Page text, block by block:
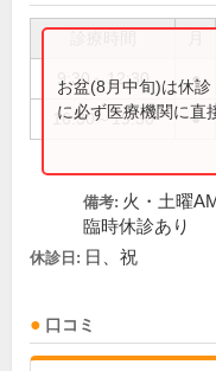
9:30～12:30 ●
16:30～19:30 ●
お盆(8月中旬)は休
に必ず医療機関に直
備考: 火・土曜
臨時休診あり
休診日: 日、祝
口コミ